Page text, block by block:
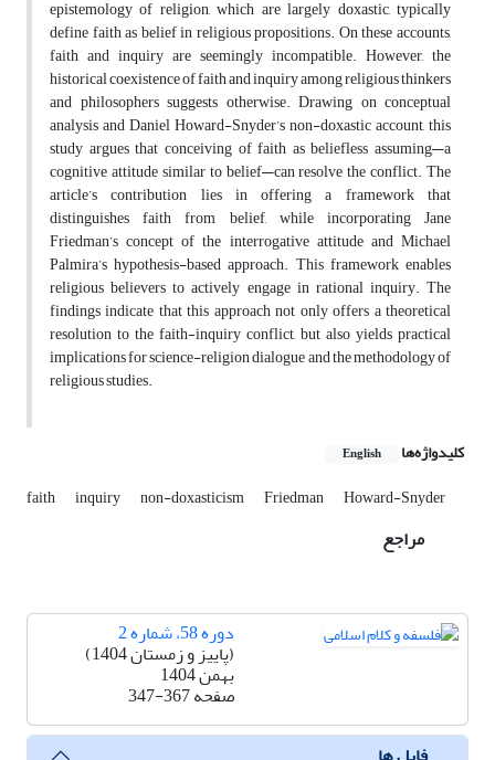
epistemology of religion, which are largely doxastic, typically
define faith as belief in religious propositions. On these accounts,
faith and inquiry are seemingly incompatible. However, the
historical coexistence of faith and inquiry among religious thinkers
and philosophers suggests otherwise. Drawing on conceptual
analysis and Daniel Howard-Snyder’s non-doxastic account, this
study argues that conceiving of faith as beliefless assuming—a
cognitive attitude similar to belief—can resolve the conflict. The
article’s contribution lies in offering a framework that
distinguishes faith from belief, while incorporating Jane
Friedman’s concept of the interrogative attitude and Michael
Palmira’s hypothesis-based approach. This framework enables
religious believers to actively engage in rational inquiry. The
findings indicate that this approach not only offers a theoretical
resolution to the faith-inquiry conflict, but also yields practical
implications for science-religion dialogue and the methodology of
religious studies.
کلیدواژه‌ها English
faith inquiry non-doxasticism Friedman Howard-Snyder
مراجع
دوره 58، شماره 2
(پاییز و زمستان 1404)
بهمن 1404
صفحه347-367